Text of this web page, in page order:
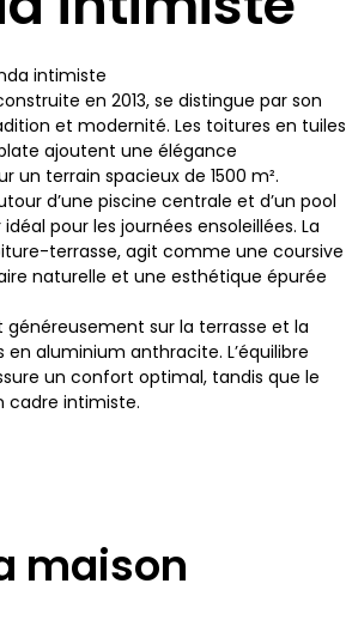
intimiste
en 2013, se distingue par son
et modernité. Les toitures en tuiles
ajoutent une élégance
terrain spacieux de 1500 m².
d’une piscine centrale et d’un pool
pour les journées ensoleillées. La
terrasse, agit comme une coursive
naturelle et une esthétique épurée
généreusement sur la terrasse et la
aluminium anthracite. L’équilibre
un confort optimal, tandis que le
cadre intimiste.
maison